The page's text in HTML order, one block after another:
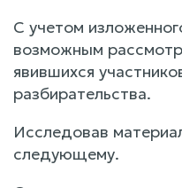
С учетом
возможным
явившихся
разбирательства.
Исследовав
следующему.